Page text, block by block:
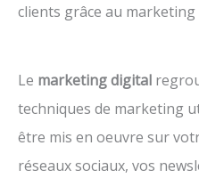
clients grâce au marketing
Le marketing digital
techniques de marketing
être mis en oeuvre sur
réseaux sociaux, vos